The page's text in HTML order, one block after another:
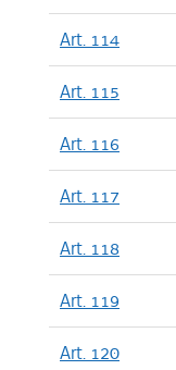
Art. 114
Art. 115
Art. 116
Art. 117
Art. 118
Art. 119
Art. 120